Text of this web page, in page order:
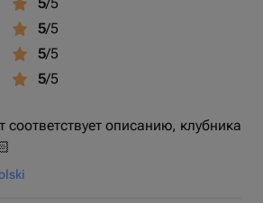
5/5
5/5
5/5
соответствует описанию, клубника